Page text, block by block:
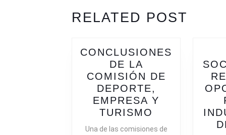
ENTRADAS
post:
RELATED POST
CONCLUSIONES
DE LA
COMISIÓN DE
DEPORTE,
EMPRESA Y
TURISMO
DE
Una de las comisiones de